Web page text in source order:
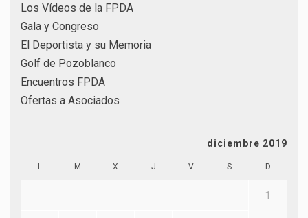
Los Vídeos de la FPDA
Gala y Congreso
El Deportista y su Memoria
Golf de Pozoblanco
Encuentros FPDA
Ofertas a Asociados
diciembre 2019
L M X J V S D
1